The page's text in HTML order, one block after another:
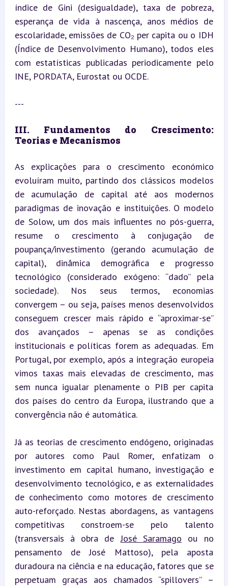
índice de Gini (desigualdade), taxa de pobreza,
esperança de vida à nascença, anos médios de
escolaridade, emissões de CO₂ per capita ou o IDH
(Índice de Desenvolvimento Humano), todos eles
com estatísticas publicadas periodicamente pelo
INE, PORDATA, Eurostat ou OCDE.
---
III. Fundamentos do Crescimento:
Teorias e Mecanismos
As explicações para o crescimento económico
evoluíram muito, partindo dos clássicos modelos
de acumulação de capital até aos modernos
paradigmas de inovação e instituições. O modelo
de Solow, um dos mais influentes no pós-guerra,
resume o crescimento à conjugação de
poupança/investimento (gerando acumulação de
capital), dinâmica demográfica e progresso
tecnológico (considerado exógeno: “dado” pela
sociedade). Nos seus termos, economias
convergem – ou seja, países menos desenvolvidos
conseguem crescer mais rápido e “aproximar-se”
dos avançados – apenas se as condições
institucionais e políticas forem as adequadas. Em
Portugal, por exemplo, após a integração europeia
vimos taxas mais elevadas de crescimento, mas
sem nunca igualar plenamente o PIB per capita
dos países do centro da Europa, ilustrando que a
convergência não é automática.
Já as teorias de crescimento endógeno, originadas
por autores como Paul Romer, enfatizam o
investimento em capital humano, investigação e
desenvolvimento tecnológico, e as externalidades
de conhecimento como motores de crescimento
auto-reforçado. Nestas abordagens, as vantagens
competitivas constroem-se pelo talento
(transversais à obra de José Saramago ou no
pensamento de José Mattoso), pela aposta
duradoura na ciência e na educação, fatores que se
perpetuam graças aos chamados “spillovers” –